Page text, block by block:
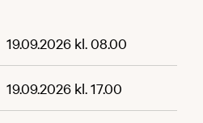
19.09.2026 kl. 08.00
19.09.2026 kl. 17.00